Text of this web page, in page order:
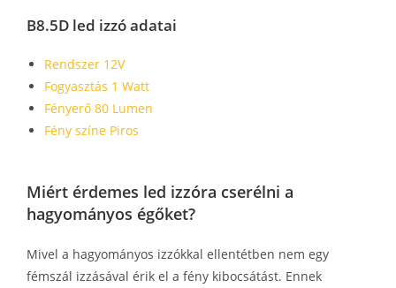
B8.5D led izzó adatai
Rendszer 12V
Fogyasztás 1 Watt
Fényerő 80 Lumen
Fény színe Piros
Miért érdemes led izzóra cserélni a
hagyományos égőket?
Mivel a hagyományos izzókkal ellentétben nem egy
fémszál izzásával érik el a fény kibocsátást. Ennek